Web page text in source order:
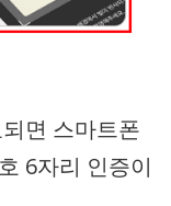
면 스마트폰
6자리 인증이